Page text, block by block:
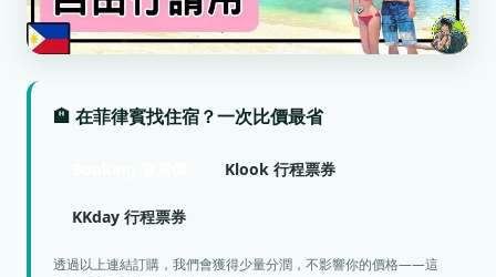
🏨 在菲律賓找住宿？一次比價最省
Klook 行程票券
KKday 行程票券
透過以上連結訂購，我們會獲得少量分潤，不影響你的價格——這